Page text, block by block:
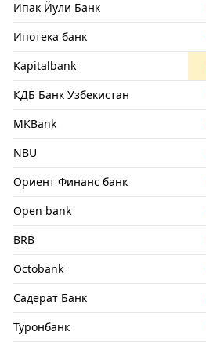
Ипак Йули Банк
Ипотека банк
Kapitalbank
КДБ Банк Узбекистан
MKBank
NBU
Ориент Финанс банк
Open bank
BRB
Octobank
Садерат Банк
Туронбанк